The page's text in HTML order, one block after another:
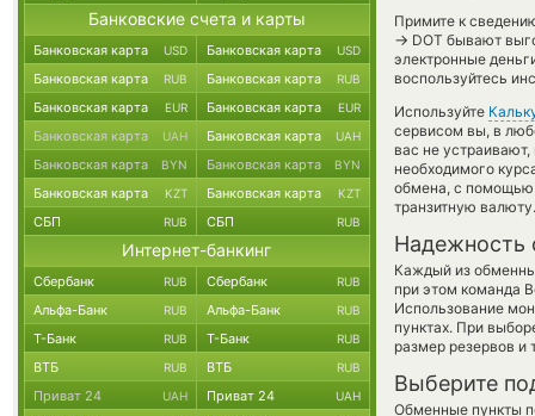
Примите к
→ DOT бывают
электронные
воспользуйтесь
Используйте
сервисом вы, в
вас не
необходимого
обмена, с
транзитную валюту.
Надежность
Каждый из
при этом команда
Использование
пунктах. При
размер резервов и
Выберите
Обменные пункты
Банковские счета и карты
Банковская карта USD Банковская карта USD
Банковская карта RUB Банковская карта RUB
Банковская карта EUR Банковская карта EUR
Банковская карта UAH Банковская карта UAH
Банковская карта BYN Банковская карта BYN
Банковская карта KZT Банковская карта KZT
СБП RUB СБП RUB
Интернет-банкинг
Сбербанк RUB Сбербанк RUB
Альфа-Банк RUB Альфа-Банк RUB
Т-Банк RUB Т-Банк RUB
ВТБ RUB ВТБ RUB
Приват 24 UAH Приват 24 UAH